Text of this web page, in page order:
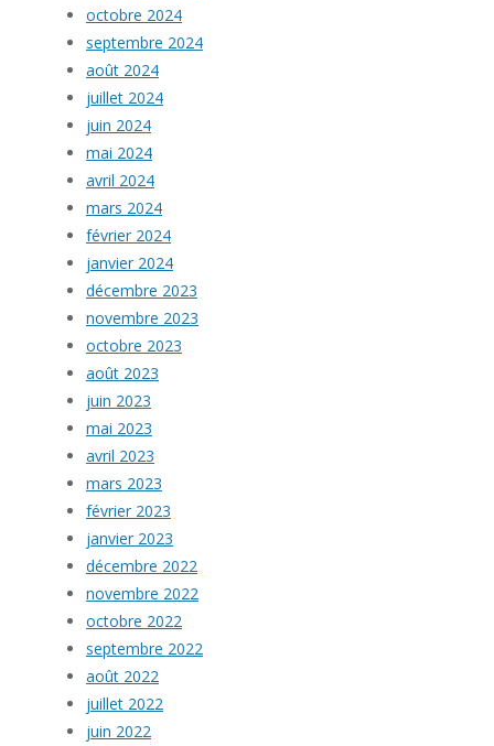
octobre 2024
septembre 2024
août 2024
juillet 2024
juin 2024
mai 2024
avril 2024
mars 2024
février 2024
janvier 2024
décembre 2023
novembre 2023
octobre 2023
août 2023
juin 2023
mai 2023
avril 2023
mars 2023
février 2023
janvier 2023
décembre 2022
novembre 2022
octobre 2022
septembre 2022
août 2022
juillet 2022
juin 2022